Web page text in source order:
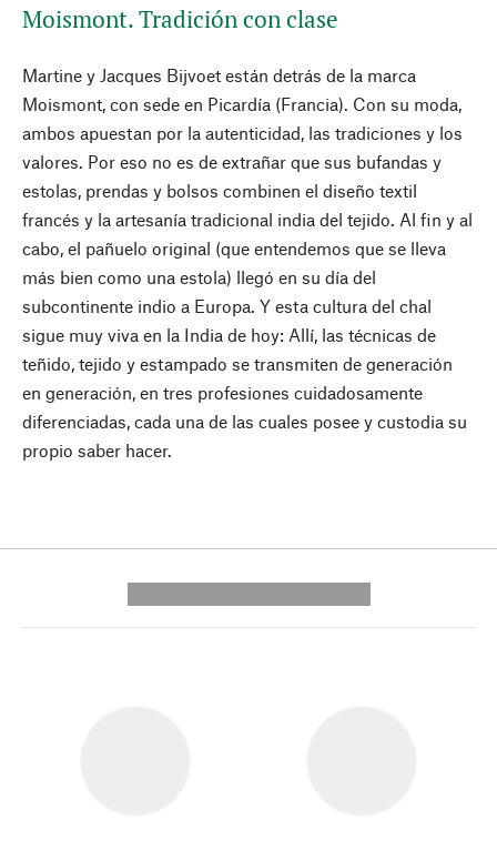
Moismont. Tradición con clase
Martine y Jacques Bijvoet están detrás de la marca
Moismont, con sede en Picardía (Francia). Con su moda,
ambos apuestan por la autenticidad, las tradiciones y los
valores. Por eso no es de extrañar que sus bufandas y
estolas, prendas y bolsos combinen el diseño textil
francés y la artesanía tradicional india del tejido. Al fin y al
cabo, el pañuelo original (que entendemos que se lleva
más bien como una estola) llegó en su día del
subcontinente indio a Europa. Y esta cultura del chal
sigue muy viva en la India de hoy: Allí, las técnicas de
teñido, tejido y estampado se transmiten de generación
en generación, en tres profesiones cuidadosamente
diferenciadas, cada una de las cuales posee y custodia su
propio saber hacer.